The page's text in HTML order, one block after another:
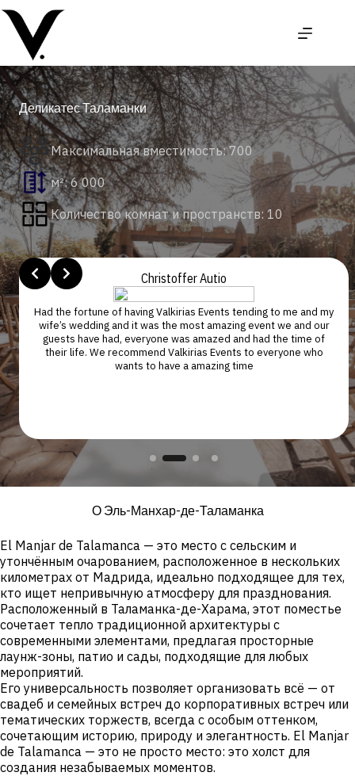
сути
Деликатес Таламанки
Максимальная вместимость: 700
м²: 6 000
Количество комнат и пространств: 10
Christoffer Autio
Had the fortune of having Valkirias Events tending to me and my
wife’s wedding and it was the most amazing event we and our
guests have had, everyone was amazed and had the time of
their life. We recommend Valkirias Events to everyone who
wants to have a amazing time
Slide 2 of 4
О Эль-Манхар-де-Таламанка
El Manjar de Talamanca — это место с сельским и
утончённым очарованием, расположенное в нескольких
километрах от Мадрида, идеально подходящее для тех,
кто ищет непривычную атмосферу для празднования.
Расположенный в Таламанка-де-Харама, этот поместье
сочетает тепло традиционной архитектуры с
современными элементами, предлагая просторные
лаунж-зоны, патио и сады, подходящие для любых
мероприятий.
Его универсальность позволяет организовать всё — от
свадеб и семейных встреч до корпоративных встреч или
тематических торжеств, всегда с особым оттенком,
сочетающим историю, природу и элегантность. El Manjar
de Talamanca — это не просто место: это холст для
создания незабываемых моментов.